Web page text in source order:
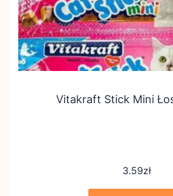
Vitakraft Stick Mini
3.59zł